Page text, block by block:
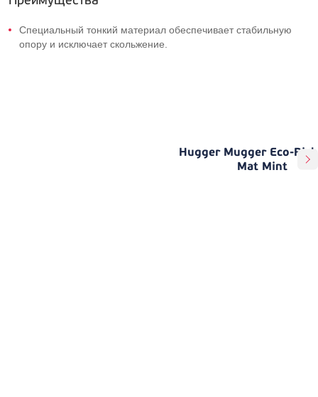
Специальный тонкий материал обеспечивает стабильную
опору и исключает скольжение.
Hugger Mugger Eco-Rich
Mat Mint